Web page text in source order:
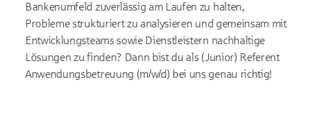
Bankenumfeld zuverlässig am Laufen zu halten,
Probleme strukturiert zu analysieren und gemeinsam mit
Entwicklungsteams sowie Dienstleistern nachhaltige
Lösungen zu finden? Dann bist du als (Junior) Referent
Anwendungsbetreuung (m/w/d) bei uns genau richtig!